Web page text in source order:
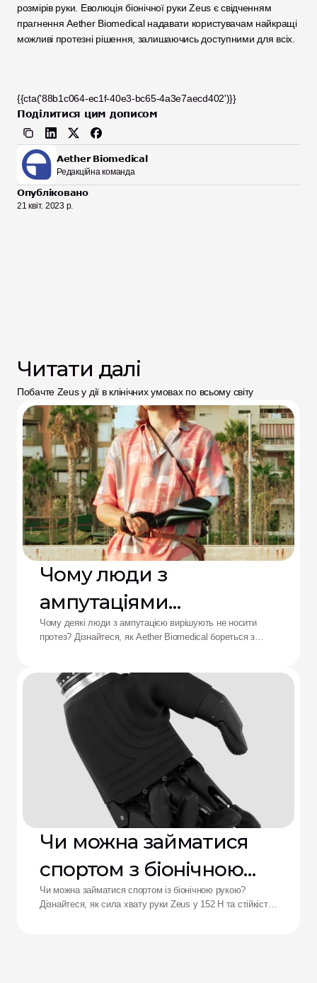
розмірів руки. Еволюція біонічної руки Zeus є свідченням
прагнення Aether Biomedical надавати користувачам найкращі
можливі протезні рішення, залишаючись доступними для всіх.
{{cta('88b1c064-ec1f-40e3-bc65-4a3e7aecd402')}}
Поділитися цим дописом
Aether Biomedical
Редакційна команда
Опубліковано
21 квіт. 2023 р.
Читати далі
Побачте Zeus у дії в клінічних умовах по всьому світу
Чому люди з
ампутаціями
відмовляються від
Aether
Чому деякі люди з ампутацією вирішують не носити
протез? Дізнайтеся, як Aether Biomedical бореться з
Чи можна займатися
спортом з біонічною
рукою?
Чи можна займатися спортом із біонічною рукою?
Дізнайтеся, як сила хвату руки Zeus у 152 Н та стійкість